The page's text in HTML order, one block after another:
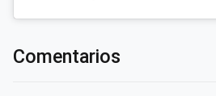
Comentarios